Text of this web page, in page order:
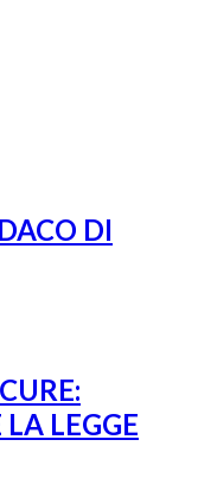
DI
LEGGE